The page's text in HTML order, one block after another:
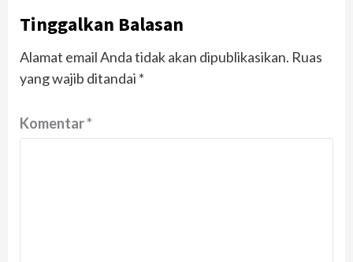
Tinggalkan Balasan
Alamat email Anda tidak akan dipublikasikan. Ruas
yang wajib ditandai *
Komentar*